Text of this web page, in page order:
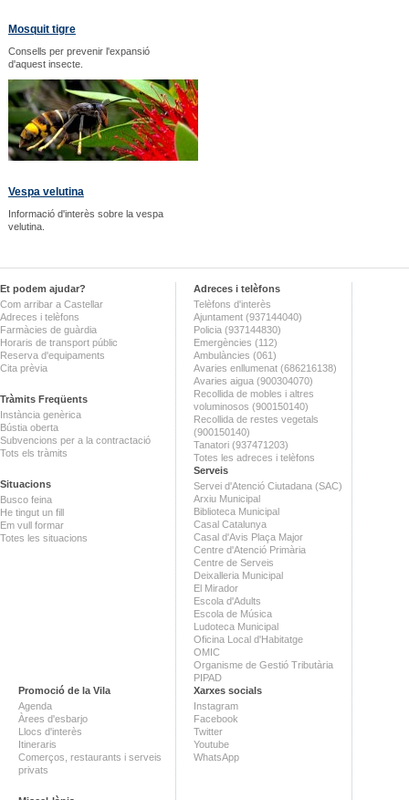
Mosquit tigre
Consells per prevenir l'expansió
d'aquest insecte.
Vespa velutina
Informació d'interès sobre la vespa
velutina.
Et podem ajudar?
Com arribar a Castellar
Adreces i telèfons
Farmàcies de guàrdia
Horaris de transport públic
Reserva d'equipaments
Cita prèvia
Tràmits Freqüents
Instància genèrica
Bústia oberta
Subvencions per a la contractació
Tots els tràmits
Situacions
Busco feina
He tingut un fill
Em vull formar
Totes les situacions
Adreces i telèfons
Telèfons d'interès
Ajuntament (937144040)
Policia (937144830)
Emergències (112)
Ambulàncies (061)
Avaries enllumenat (686216138)
Avaries aigua (900304070)
Recollida de mobles i altres
voluminosos (900150140)
Recollida de restes vegetals
(900150140)
Tanatori (937471203)
Totes les adreces i telèfons
Serveis
Servei d'Atenció Ciutadana (SAC)
Arxiu Municipal
Biblioteca Municipal
Casal Catalunya
Casal d'Avis Plaça Major
Centre d'Atenció Primària
Centre de Serveis
Deixalleria Municipal
El Mirador
Escola d'Adults
Escola de Música
Ludoteca Municipal
Oficina Local d'Habitatge
OMIC
Organisme de Gestió Tributària
PIPAD
Promoció de la Vila
Agenda
Àrees d'esbarjo
Llocs d'interès
Itineraris
Comerços, restaurants i serveis
privats
Xarxes socials
Instagram
Facebook
Twitter
Youtube
WhatsApp